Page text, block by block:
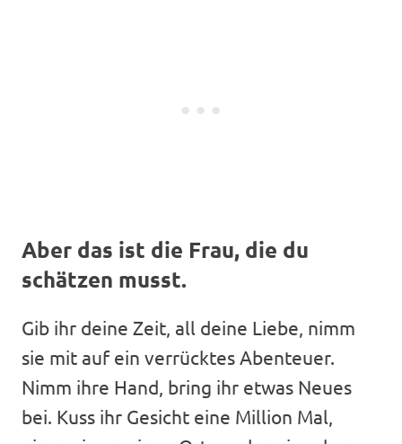
Aber das ist die Frau, die du
schätzen musst.
Gib ihr deine Zeit, all deine Liebe, nimm
sie mit auf ein verrücktes Abenteuer.
Nimm ihre Hand, bring ihr etwas Neues
bei. Kuss ihr Gesicht eine Million Mal,